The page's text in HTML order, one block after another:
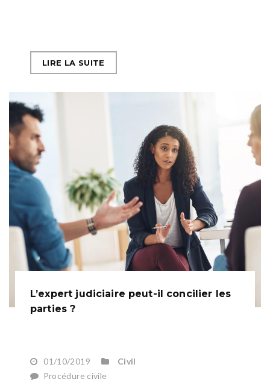
LIRE LA SUITE
L’expert judiciaire peut-il concilier les
parties ?
01/10/2019
Civil
Procédure civile